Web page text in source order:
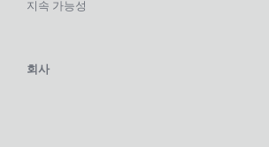
지속 가능성
회사